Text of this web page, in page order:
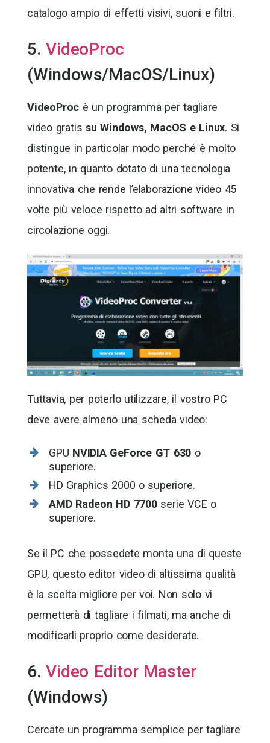
catalogo ampio di effetti visivi, suoni e filtri.
5.VideoProc
(Windows/MacOS/Linux)
VideoProc è un programma per tagliare
video gratissu Windows, MacOS e Linux. Si
distingue in particolar modo perché è molto
potente, in quanto dotato di una tecnologia
innovativa che rende l’elaborazione video 45
volte più veloce rispetto ad altri software in
circolazione oggi.
Tuttavia, per poterlo utilizzare, il vostro PC
deve avere almeno una scheda video:
GPU NVIDIA GeForce GT 630 o
superiore.
HD Graphics 2000 o superiore.
AMD Radeon HD 7700serie VCE o
superiore.
Se il PC che possedete monta una di queste
GPU, questo editor video di altissima qualità
è la scelta migliore per voi. Non solo vi
permetterà di tagliare i filmati, ma anche di
modificarli proprio come desiderate.
6.Video Editor Master
(Windows)
Cercate un programma semplice per tagliare